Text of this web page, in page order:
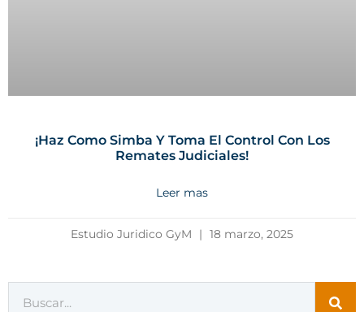
¡Haz Como Simba Y Toma El Control Con Los
Remates Judiciales!
Leer mas
Estudio Juridico GyM 18 marzo, 2025